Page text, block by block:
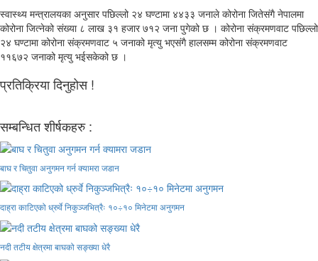
स्वास्थ्य मन्त्रालयका अनुसार पछिल्लो २४ घण्टामा ४४३३ जनाले कोरोना जितेसंगै नेपालमा
कोरोना जित्नेको संख्या ८ लाख ३१ हजार ७१२ जना पुगेको छ । कोरोना संक्रमणवाट पछिल्लो
२४ घण्टामा कोरोना संक्रमणवाट ५ जनाको मृत्यु भएसंगै हालसम्म कोरोना संक्रमणवाट
११६७२ जनाको मृत्यु भईसकेको छ ।
प्रतिक्रिया दिनुहोस !
सम्बन्धित शीर्षकहरु :
बाघ र चितुवा अनुगमन गर्न क्यामरा जडान
दाह्रा काटिएको ध्रुर्वे निकुञ्जभित्रैः १०÷१० मिनेटमा अनुगमन
नदी तटीय क्षेत्रमा बाघको सङ्ख्या धेरै